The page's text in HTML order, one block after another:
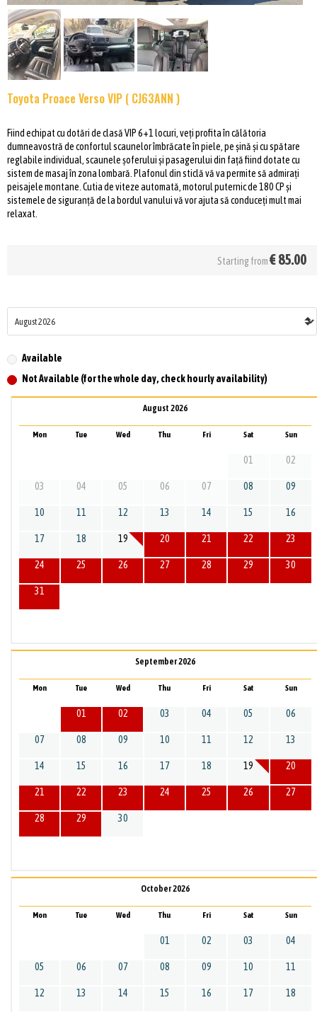
Toyota Proace Verso VIP ( CJ63ANN )
Fiind echipat cu dotări de clasă VIP 6+1 locuri, veți profita în călătoria
dumneavostră de confortul scaunelor îmbrăcate în piele, pe șină și cu spătare
reglabile individual, scaunele șoferului și pasagerului din față fiind dotate cu
sistem de masaj în zona lombară. Plafonul din sticlă vă va permite să admirați
peisajele montane. Cutia de viteze automată, motorul puternic de 180 CP și
sistemele de siguranță de la bordul vanului vă vor ajuta să conduceți mult mai
relaxat.
Starting from€85.00
Available
Not Available (for the whole day, check hourly availability)
August 2026
Mon Tue Wed Thu Fri Sat Sun
01 02
03 04 05 06 07 08 09
10 11 12 13 14 15 16
17 18 19 20 21 22 23
24 25 26 27 28 29 30
31
September 2026
Mon Tue Wed Thu Fri Sat Sun
01 02 03 04 05 06
07 08 09 10 11 12 13
14 15 16 17 18 19 20
21 22 23 24 25 26 27
28 29 30
October 2026
Mon Tue Wed Thu Fri Sat Sun
01 02 03 04
05 06 07 08 09 10 11
12 13 14 15 16 17 18